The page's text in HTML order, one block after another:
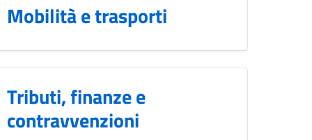
Mobilità e trasporti
Tributi, finanze e
contravvenzioni